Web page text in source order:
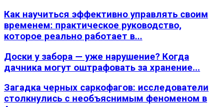
Как научиться эффективно управлять своим
временем: практическое руководство,
которое реально работает в...
Доски у забора — уже нарушение? Когда
дачника могут оштрафовать за хранение...
Загадка черных саркофагов: исследователи
столкнулись с необъяснимым феноменом в